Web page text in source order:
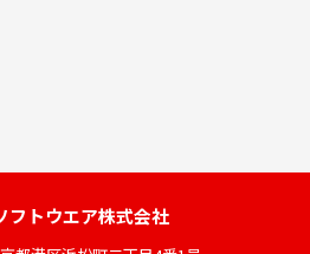
フトウエア株式会社